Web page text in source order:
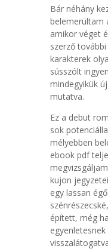
Bár néhány
belemerültam
amikor véget
szerző
karakterek
sússzólt
mindegyikük
mutatva.
Ez a debut
sok
mélyebben
ebook pdf
kujon
egy lassan
épített, még